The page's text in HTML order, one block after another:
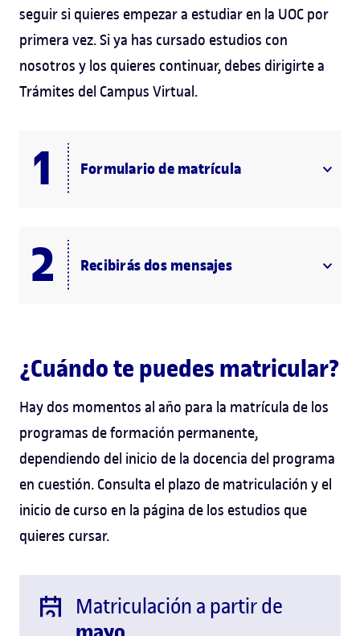
seguir si quieres empezar a estudiar en la UOC por
primera vez. Si ya has cursado estudios con
nosotros y los quieres continuar, debes dirigirte a
Trámites del Campus Virtual.
Formulario de matrícula
Recibirás dos mensajes
¿Cuándo te puedes matricular?
Hay dos momentos al año para la matrícula de los
programas de formación permanente,
dependiendo del inicio de la docencia del programa
en cuestión. Consulta el plazo de matriculación y el
inicio de curso en la página de los estudios que
quieres cursar.
Matriculación a partir de